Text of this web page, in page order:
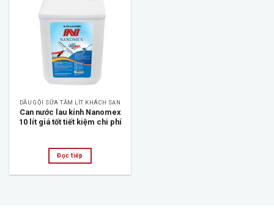
Add to
DẦU GỘI SỮA TẮM LÍT KHÁCH SẠN
Can nước lau kính Nanomex
10 lít giá tốt tiết kiệm chi phí
Đọc tiếp